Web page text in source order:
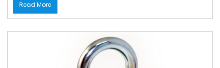
Read More